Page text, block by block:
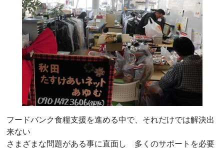
フードバンク食糧支援を進める中で、それだけでは解決出
来ない
さまざまな問題がある事に直面し 多くのサポートを必要